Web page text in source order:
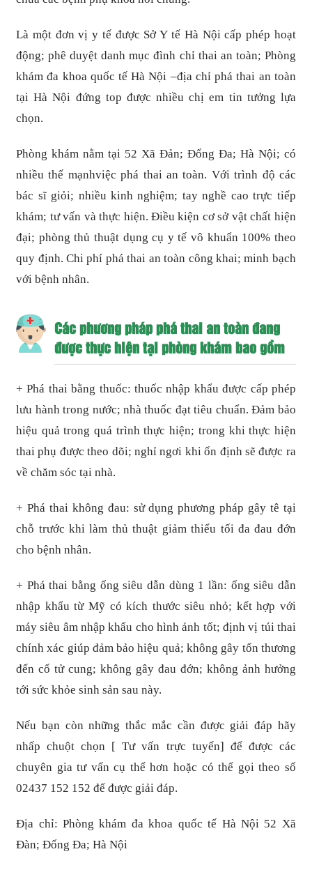
Là một đơn vị y tế được Sở Y tế Hà Nội cấp phép hoạt
động; phê duyệt danh mục đình chỉ thai an toàn; Phòng
khám đa khoa quốc tế Hà Nội –địa chỉ phá thai an toàn
tại Hà Nội đứng top được nhiều chị em tin tưởng lựa
chọn.
Phòng khám nằm tại 52 Xã Đản; Đống Đa; Hà Nội; có
nhiều thế mạnhviệc phá thai an toàn. Với trình độ các
bác sĩ giỏi; nhiều kinh nghiệm; tay nghề cao trực tiếp
khám; tư vấn và thực hiện. Điều kiện cơ sở vật chất hiện
đại; phòng thủ thuật dụng cụ y tế vô khuẩn 100% theo
quy định. Chi phí phá thai an toàn công khai; minh bạch
với bệnh nhân.
Các phương pháp phá thai an toàn đang
được thực hiện tại phòng khám bao gồm
+ Phá thai bằng thuốc: thuốc nhập khẩu được cấp phép
lưu hành trong nước; nhà thuốc đạt tiêu chuẩn. Đảm bảo
hiệu quả trong quá trình thực hiện; trong khi thực hiện
thai phụ được theo dõi; nghỉ ngơi khi ổn định sẽ được ra
về chăm sóc tại nhà.
+ Phá thai không đau: sử dụng phương pháp gây tê tại
chỗ trước khi làm thủ thuật giảm thiểu tối đa đau đớn
cho bệnh nhân.
+ Phá thai bằng ống siêu dẫn dùng 1 lần: ống siêu dẫn
nhập khẩu từ Mỹ có kích thước siêu nhỏ; kết hợp với
máy siêu âm nhập khẩu cho hình ảnh tốt; định vị túi thai
chính xác giúp đảm bảo hiệu quả; không gây tổn thương
đến cổ tử cung; không gây đau đớn; không ảnh hưởng
tới sức khỏe sinh sản sau này.
Nếu bạn còn những thắc mắc cần được giải đáp hãy
nhấp chuột chọn [ Tư vấn trực tuyến] để được các
chuyên gia tư vấn cụ thể hơn hoặc có thể gọi theo số
02437 152 152 để được giải đáp.
Địa chỉ: Phòng khám đa khoa quốc tế Hà Nội 52 Xã
Đàn; Đống Đa; Hà Nội